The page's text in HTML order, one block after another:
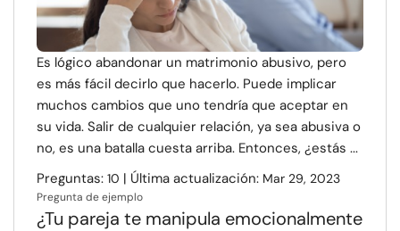
Es lógico abandonar un matrimonio abusivo, pero
es más fácil decirlo que hacerlo. Puede implicar
muchos cambios que uno tendría que aceptar en
su vida. Salir de cualquier relación, ya sea abusiva o
no, es una batalla cuesta arriba. Entonces, ¿estás ...
Preguntas: 10 | Última actualización: Mar 29, 2023
Pregunta de ejemplo
¿Tu pareja te manipula emocionalmente